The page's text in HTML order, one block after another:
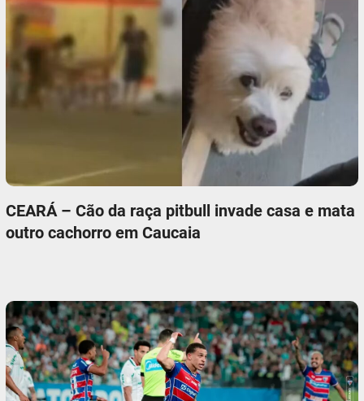
CEARÁ – Cão da raça pitbull invade casa e mata
outro cachorro em Caucaia